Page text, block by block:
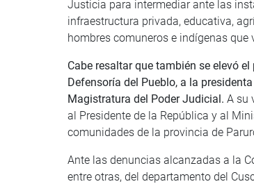
Justicia para intermediar ante las
infraestructura privada, educativa,
hombres comuneros e indígenas
Cabe resaltar que también se elevó
Defensoría del Pueblo, a la
Magistratura del Poder Judicial. A su
al Presidente de la República y al
comunidades de la provincia de
Ante las denuncias alcanzadas a la
entre otras, del departamento del